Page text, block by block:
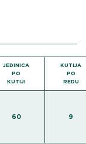
JEDINICA
PO
KUTIJI
KUTIJA
PO
REDU
60 9